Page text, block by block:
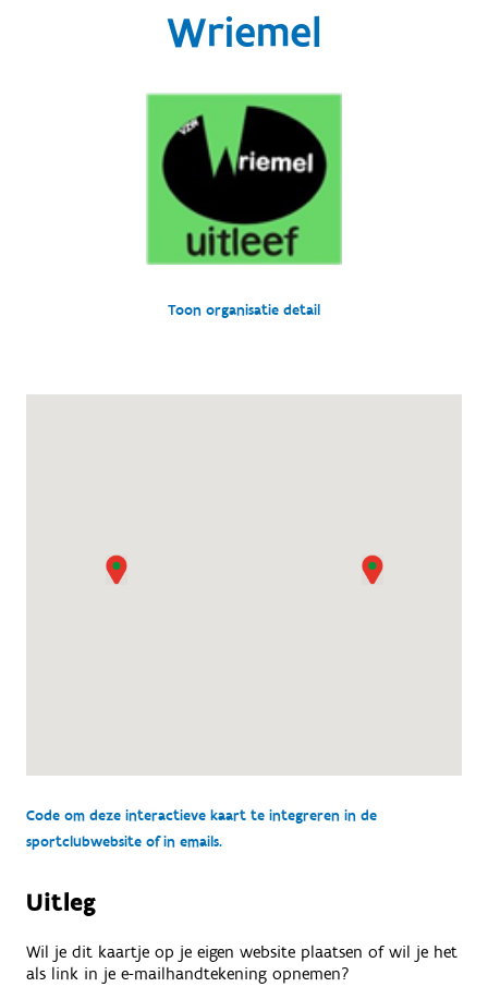
Wriemel
Toon organisatie detail
Code om deze interactieve kaart te integreren in de
sportclubwebsite of in emails.
Uitleg
Wil je dit kaartje op je eigen website plaatsen of wil je het
als link in je e-mailhandtekening opnemen?